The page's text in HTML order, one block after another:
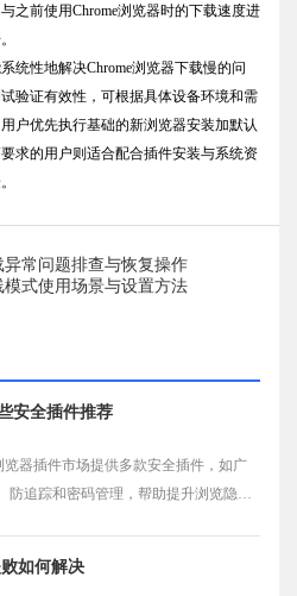
之前使用Chrome浏览器时的下载速度进
统性地解决Chrome浏览器下载慢的问
验证有效性，可根据具体设备环境和需
户优先执行基础的新浏览器安装加默认
求的用户则适合配合插件安装与系统资
异常问题排查与恢复操作
模式使用场景与设置方法
安全插件推荐
览器插件市场提供多款安全插件，如广
防追踪和密码管理，帮助提升浏览隐私
如何解决